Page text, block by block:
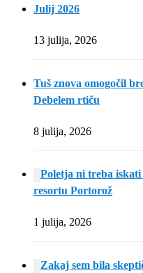
Julij 2026
13 julija, 2026
Tuš znova omogočil
Debelem rtiču
8 julija, 2026
Poletja ni treba
resortu Portorož
1 julija, 2026
Zakaj sem bila